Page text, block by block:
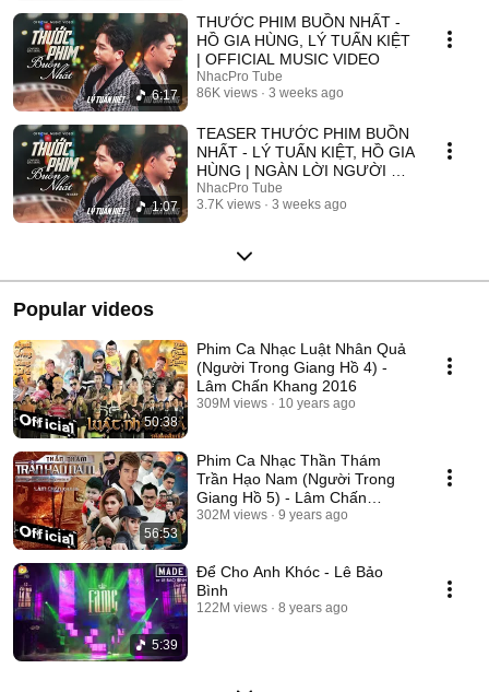
6:17
THƯỚC PHIM BUỒN NHẤT -
HỒ GIA HÙNG, LÝ TUẤN KIỆT
| OFFICIAL MUSIC VIDEO
NhacPro Tube
86K views
3 weeks ago
1:07
TEASER THƯỚC PHIM BUỒN
NHẤT - LÝ TUẤN KIỆT, HỒ GIA
HÙNG | NGÀN LỜI NGƯỜI ĐÃ
NÓI KHÔNG SAI ....
NhacPro Tube
3.7K views
3 weeks ago
Popular videos
50:38
Phim Ca Nhạc Luật Nhân Quả
(Người Trong Giang Hồ 4) -
Lâm Chấn Khang 2016
309M views 10 years ago
56:53
Phim Ca Nhạc Thần Thám
Trần Hạo Nam (Người Trong
Giang Hồ 5) - Lâm Chấn
Khang 2017
302M views 9 years ago
5:39
Để Cho Anh Khóc - Lê Bảo
Bình
122M views 8 years ago